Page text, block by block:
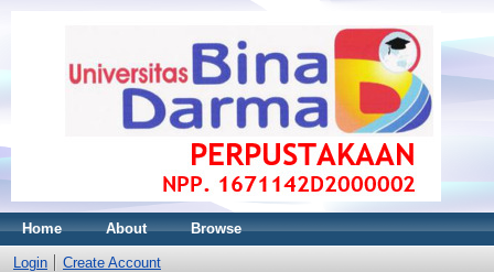
Home About Browse
Login Create Account